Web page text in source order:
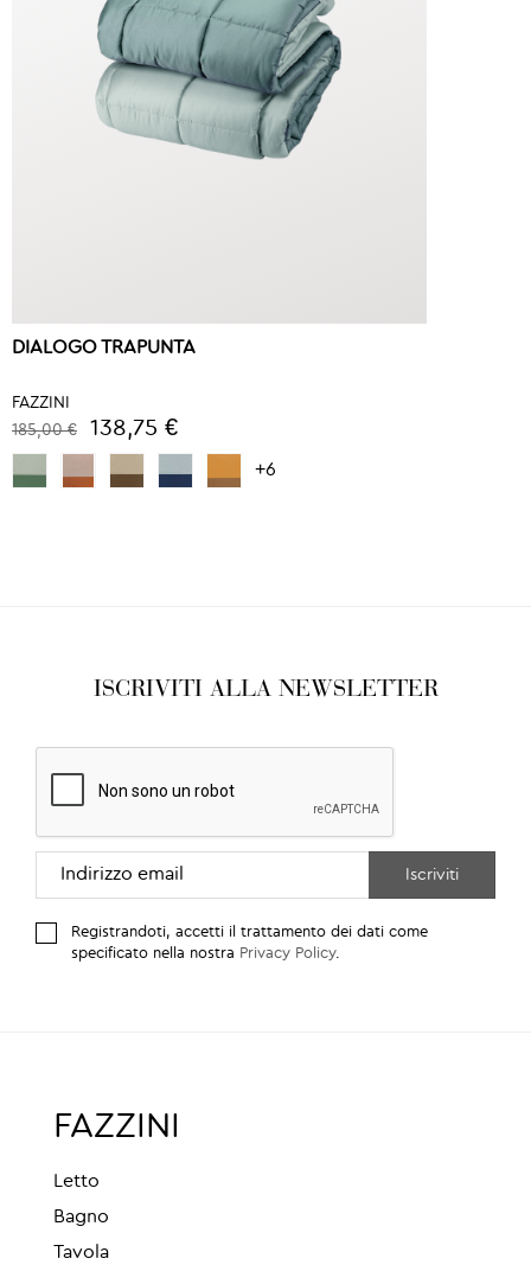
DIALOGO TRAPUNTA
FAZZINI
185,00 €
138,75 €
+6
ISCRIVITI ALLA NEWSLETTER
Registrandoti, accetti il trattamento dei dati come
specificato nella nostra Privacy Policy.
FAZZINI
Letto
Bagno
Tavola